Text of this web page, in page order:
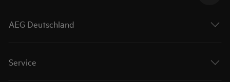
AEG Deutschland
Service